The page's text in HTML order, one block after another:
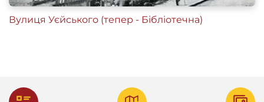
Вулиця Уєйського (тепер - Бібліотечна)